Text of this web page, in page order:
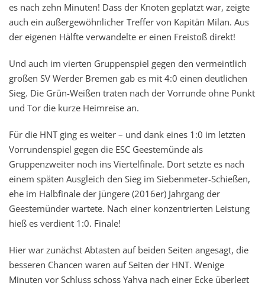
es nach zehn Minuten! Dass der Knoten geplatzt war, zeigte
auch ein außergewöhnlicher Treffer von Kapitän Milan. Aus
der eigenen Hälfte verwandelte er einen Freistoß direkt!
Und auch im vierten Gruppenspiel gegen den vermeintlich
großen SV Werder Bremen gab es mit 4:0 einen deutlichen
Sieg. Die Grün-Weißen traten nach der Vorrunde ohne Punkt
und Tor die kurze Heimreise an.
Für die HNT ging es weiter – und dank eines 1:0 im letzten
Vorrundenspiel gegen die ESC Geestemünde als
Gruppenzweiter noch ins Viertelfinale. Dort setzte es nach
einem späten Ausgleich den Sieg im Siebenmeter-Schießen,
ehe im Halbfinale der jüngere (2016er) Jahrgang der
Geestemünder wartete. Nach einer konzentrierten Leistung
hieß es verdient 1:0. Finale!
Hier war zunächst Abtasten auf beiden Seiten angesagt, die
besseren Chancen waren auf Seiten der HNT. Wenige
Minuten vor Schluss schoss Yahya nach einer Ecke überlegt